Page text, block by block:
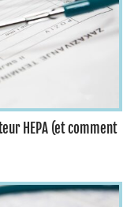
HEPA (et comment